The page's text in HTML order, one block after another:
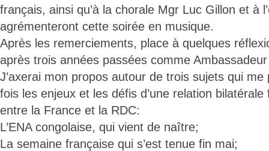
français, ainsi qu’à la chorale Mgr Luc Gillon et à
agrémenteront cette soirée en musique.
Après les remerciements, place à quelques
après trois années passées comme
J’axerai mon propos autour de trois sujets qui
fois les enjeux et les défis d’une relation
entre la France et la RDC:
L’ENA congolaise, qui vient de naître;
La semaine française qui s’est tenue fin mai;